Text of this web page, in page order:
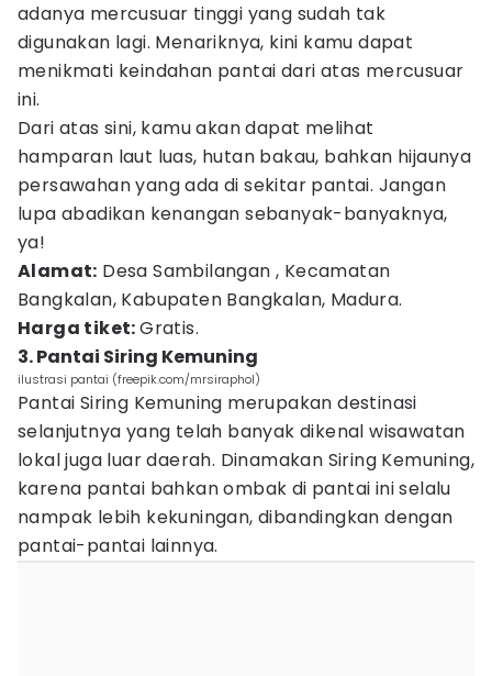
adanya mercusuar tinggi yang sudah tak
digunakan lagi. Menariknya, kini kamu dapat
menikmati keindahan pantai dari atas mercusuar
ini.
Dari atas sini, kamu akan dapat melihat
hamparan laut luas, hutan bakau, bahkan hijaunya
persawahan yang ada di sekitar pantai. Jangan
lupa abadikan kenangan sebanyak-banyaknya,
ya!
Alamat: Desa Sambilangan , Kecamatan
Bangkalan, Kabupaten Bangkalan, Madura.
Harga tiket:Gratis.
3. Pantai Siring Kemuning
ilustrasi pantai (freepik.com/mrsiraphol)
Pantai Siring Kemuning merupakan destinasi
selanjutnya yang telah banyak dikenal wisawatan
lokal juga luar daerah. Dinamakan Siring Kemuning,
karena pantai bahkan ombak di pantai ini selalu
nampak lebih kekuningan, dibandingkan dengan
pantai-pantai lainnya.